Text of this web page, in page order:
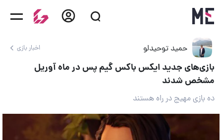
حمید توحیدلو اخبار بازی
بازی‌های جدید ایکس باکس گیم پس در ماه آوریل
مشخص شدند
ده بازی مهیج در راه هستند